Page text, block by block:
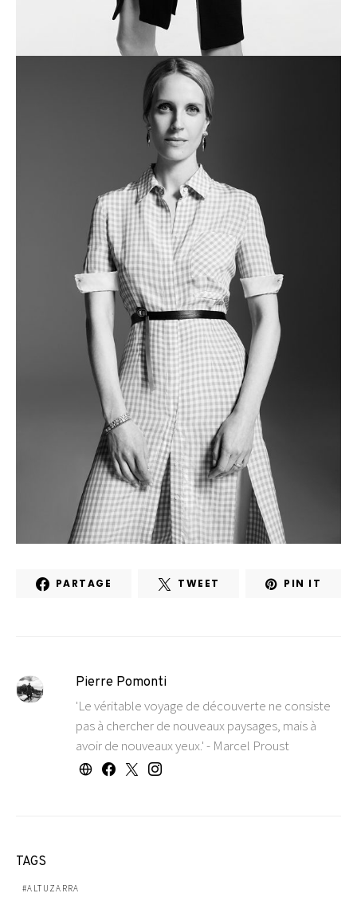
PARTAGE TWEET PIN IT
Pierre Pomonti
'Le véritable voyage de découverte ne consiste
pas à chercher de nouveaux paysages, mais à
avoir de nouveaux yeux.' - Marcel Proust
TAGS
ALTUZARRA